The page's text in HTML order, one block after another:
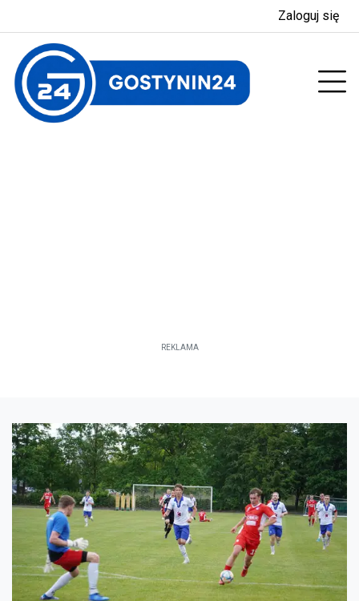
Zaloguj się
REKLAMA